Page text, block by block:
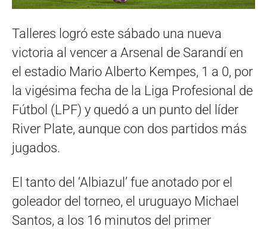
Talleres logró este sábado una nueva
victoria al vencer a Arsenal de Sarandí en
el estadio Mario Alberto Kempes, 1 a 0, por
la vigésima fecha de la Liga Profesional de
Fútbol (LPF) y quedó a un punto del líder
River Plate, aunque con dos partidos más
jugados.
El tanto del ‘Albiazul’ fue anotado por el
goleador del torneo, el uruguayo Michael
Santos, a los 16 minutos del primer